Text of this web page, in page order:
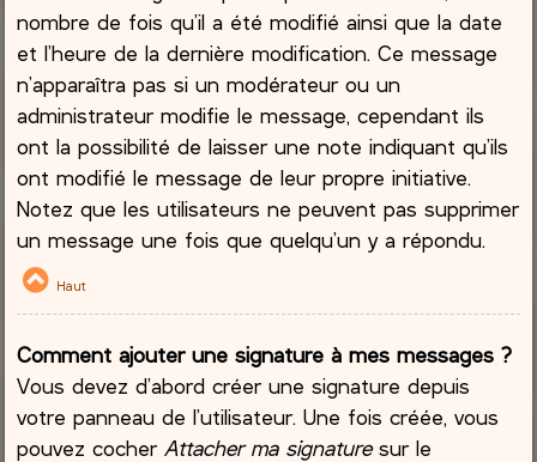
nombre de fois qu’il a été modifié ainsi que la date
et l’heure de la dernière modification. Ce message
n’apparaîtra pas si un modérateur ou un
administrateur modifie le message, cependant ils
ont la possibilité de laisser une note indiquant qu’ils
ont modifié le message de leur propre initiative.
Notez que les utilisateurs ne peuvent pas supprimer
un message une fois que quelqu’un y a répondu.
Haut
Comment ajouter une signature à mes messages ?
Vous devez d’abord créer une signature depuis
votre panneau de l’utilisateur. Une fois créée, vous
pouvez cocherAttacher ma signaturesur le